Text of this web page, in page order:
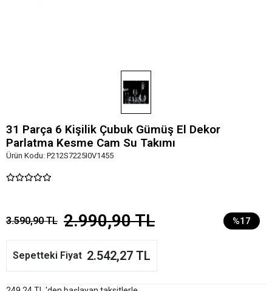
31 Parça 6 Kişilik Çubuk Gümüş El Dekor
Parlatma Kesme Cam Su Takımı
Ürün Kodu: P212S7225I0V1455
3.590,90 TL 2.990,90 TL %17
Sepetteki Fiyat 2.542,27 TL